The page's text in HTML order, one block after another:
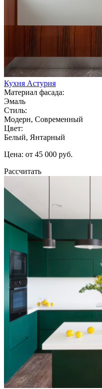
Кухня Астурия
Материал фасада:
Эмаль
Стиль:
Модерн, Современный
Цвет:
Белый, Янтарный
Цена: от 45 000 руб.
Рассчитать